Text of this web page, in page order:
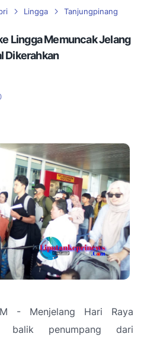
Lingga Tanjungpinang
Lingga Memuncak Jelang
Dikerahkan
- Menjelang Hari Raya
penumpang dari